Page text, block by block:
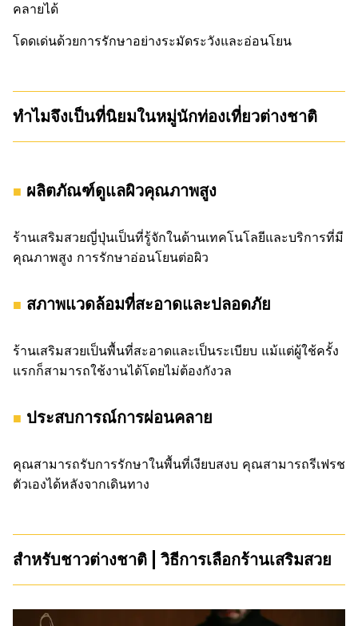
คลายได้
โดดเด่นด้วยการรักษาอย่างระมัดระวังและอ่อนโยน
ทำไมจึงเป็นที่นิยมในหมู่นักท่องเที่ยวต่างชาติ
ผลิตภัณฑ์ดูแลผิวคุณภาพสูง
ร้านเสริมสวยญี่ปุ่นเป็นที่รู้จักในด้านเทคโนโลยีและบริการที่มี
คุณภาพสูง การรักษาอ่อนโยนต่อผิว
สภาพแวดล้อมที่สะอาดและปลอดภัย
ร้านเสริมสวยเป็นพื้นที่สะอาดและเป็นระเบียบ แม้แต่ผู้ใช้ครั้ง
แรกก็สามารถใช้งานได้โดยไม่ต้องกังวล
ประสบการณ์การผ่อนคลาย
คุณสามารถรับการรักษาในพื้นที่เงียบสงบ คุณสามารถรีเฟรช
ตัวเองได้หลังจากเดินทาง
สำหรับชาวต่างชาติ | วิธีการเลือกร้านเสริมสวย